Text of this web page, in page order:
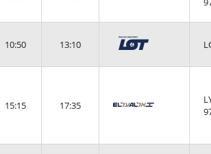
10:50 13:10
15:15 17:35